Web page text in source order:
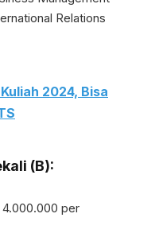
Relations
2024, Bisa
(B):
per